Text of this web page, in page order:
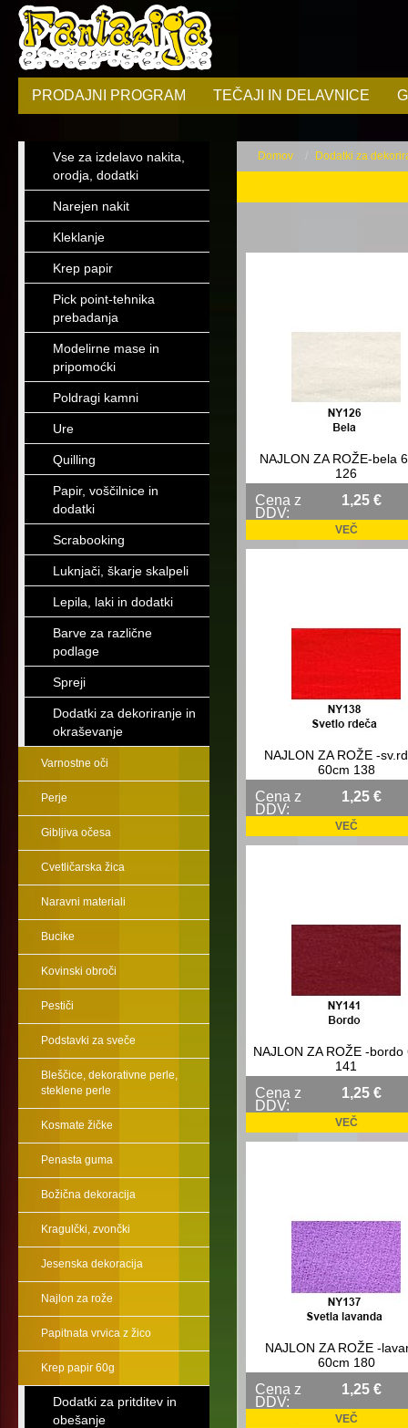
PRODAJNI PROGRAM TEČAJI IN DELAVNICE
Vse za izdelavo nakita,
orodja, dodatki
Narejen nakit
Kleklanje
Krep papir
Pick point-tehnika
prebadanja
Modelirne mase in
pripomoćki
Poldragi kamni
Ure
Quilling
Papir, voščilnice in
dodatki
Scrabooking
Luknjači, škarje skalpeli
Lepila, laki in dodatki
Barve za različne
podlage
Spreji
Dodatki za dekoriranje in
okraševanje
Varnostne oči
Perje
Gibljiva očesa
Cvetličarska žica
Naravni materiali
Bucike
Kovinski obroči
Pestiči
Podstavki za sveče
Bleščice, dekorativne perle,
steklene perle
Kosmate žičke
Penasta guma
Božična dekoracija
Kragulčki, zvončki
Jesenska dekoracija
Najlon za rože
Papitnata vrvica z žico
Krep papir 60g
Dodatki za pritditev in
obešanje
Domov Dodatki za
NAJLON ZA ROŽE-bela
126
Cena z
DDV:
1,25 €
VEČ
NAJLON ZA ROŽE -
60cm 138
Cena z
DDV:
1,25 €
VEČ
NAJLON ZA ROŽE -bordo
141
Cena z
DDV:
1,25 €
VEČ
NAJLON ZA ROŽE -
60cm 180
Cena z
DDV:
1,25 €
VEČ